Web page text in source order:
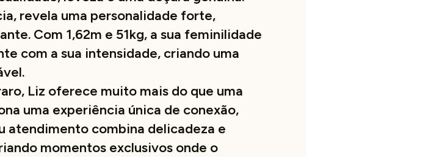
revela uma personalidade forte,
Com 1,62m e 51kg, a sua feminilidade
com a sua intensidade, criando uma
Liz oferece muito mais do que uma
uma experiência única de conexão,
atendimento combina delicadeza e
momentos exclusivos onde o